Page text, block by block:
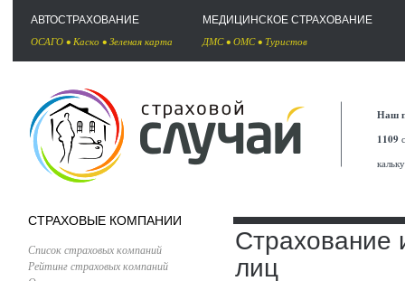
АВТОСТРАХОВАНИЕ
ОСАГО • Каско • Зеленая карта
МЕДИЦИНСКОЕ СТРАХОВАНИЕ
ДМС• ОМС• Туристов
Наш
1109
СТРАХОВЫЕ КОМПАНИИ
Список страховых компаний
Рейтинг страховых компаний
Страхование
лиц